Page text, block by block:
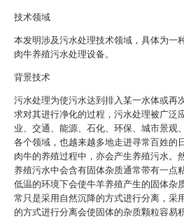
技术领域
本发明涉及污水处理技术领域，具体为一
肉牛养殖污水处理设备。
背景技术
污水处理为使污水达到排入某一水体或再
求对其进行净化的过程，污水处理被广泛
业、交通、能源、石化、环保、城市景观
各个领域，也越来越多地走进寻常百姓的
肉牛的养殖过程中，亦会产生养殖污水。
养殖污水中会含有固体杂质通常带有一点
低温的环境下会使牛羊养殖产生的固体杂
常只是采用自然沉降的方式进行分离，采
的方式进行分离会使固体的杂质颗粒容易